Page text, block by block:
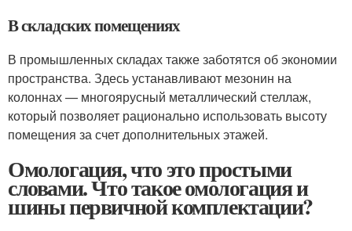
В складских помещениях
В промышленных складах также заботятся об экономии
пространства. Здесь устанавливают мезонин на
колоннах — многоярусный металлический стеллаж,
который позволяет рационально использовать высоту
помещения за счет дополнительных этажей.
Омологация, что это простыми
словами. Что такое омологация и
шины первичной комплектации?